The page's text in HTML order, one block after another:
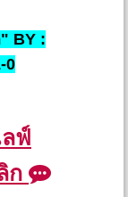
BY :
0
ฟ์
ก